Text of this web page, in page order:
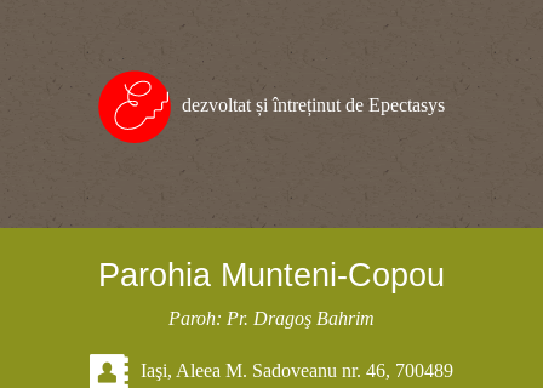
dezvoltat și întreținut de Epectasys
Parohia Munteni-Copou
Paroh: Pr. Dragoş Bahrim
Iaşi, Aleea M. Sadoveanu nr. 46, 700489